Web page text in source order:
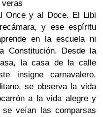
Once y al Doce. El Libi
y ese espíritu
en la escuela ni
Constitución. Desde la
la casa de la calle
insigne carnavalero,
se observa la vida
a la vida alegre y
veían las comparsas